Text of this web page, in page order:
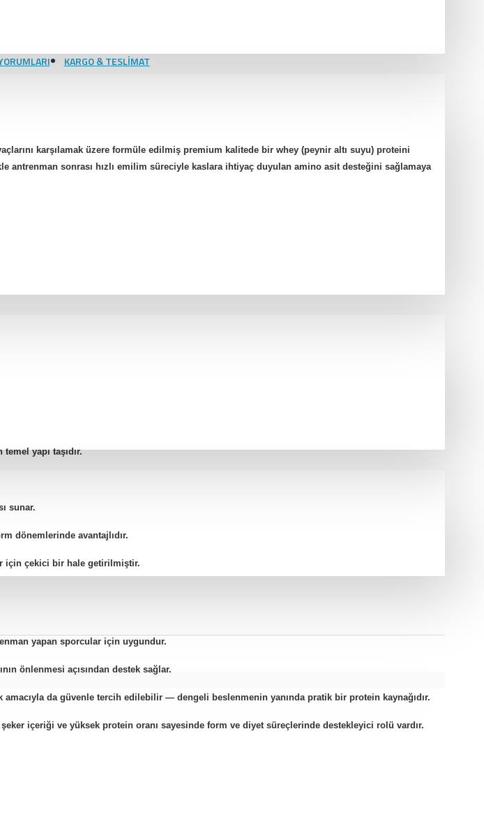
KARGO & TESLIMAT
karşılamak üzere formüle edilmiş premium kalitede bir whey (peynir altı suyu) proteini
sonrası hızlı emilim süreciyle kaslara ihtiyaç duyulan amino asit desteğini sağlamaya
temel yapı taşıdır.
sunar.
dönemlerinde avantajlıdır.
için çekici bir hale getirilmiştir.
yapan sporcular için uygundur.
önlenmesi açısından destek sağlar.
da güvenle tercih edilebilir — dengeli beslenmenin yanında pratik bir protein kaynağıdır.
içeriği ve yüksek protein oranı sayesinde form ve diyet süreçlerinde destekleyici rolü vardır.